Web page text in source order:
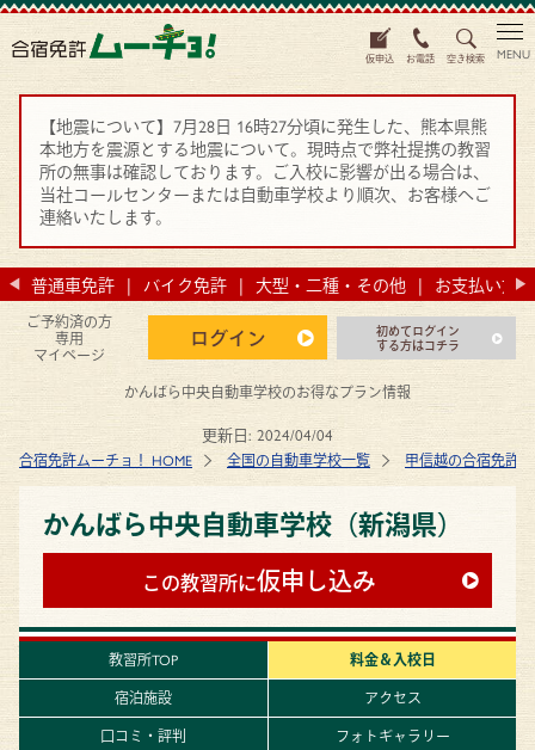
仮申込 お電話 空き検索
【地震について】7月28日 16時27分頃に発生した、熊本県熊
本地方を震源とする地震について。現時点で弊社提携の教習
所の無事は確認しております。ご入校に影響が出る場合は、
当社コールセンターまたは自動車学校より順次、お客様へご
連絡いたします。
普通車免許 バイク免許 大型・二種・その他 お支払い方法
ご予約済の方
専用
マイページ
ログイン
初めてログイン
する方はコチラ
MENU
かんばら中央自動車学校のお得なプラン情報
更新日: 2024/04/04
合宿免許ムーチョ！ HOME 全国の自動車学校一覧 甲信越の合宿免許
かんばら中央自動車学校（新潟県）
この教習所に仮申し込み
教習所TOP
料金＆入校日
宿泊施設
アクセス
口コミ・評判
フォトギャラリー